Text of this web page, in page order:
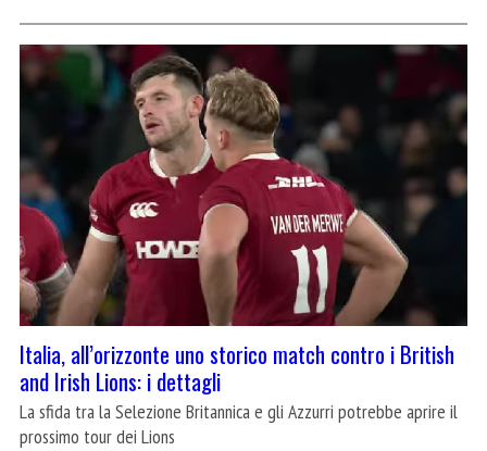
Italia, all’orizzonte uno storico match contro i British
and Irish Lions: i dettagli
La sfida tra la Selezione Britannica e gli Azzurri potrebbe aprire il
prossimo tour dei Lions